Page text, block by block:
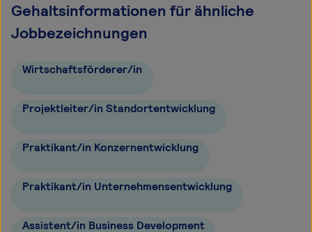
Gehaltsinformationen für ähnliche
Jobbezeichnungen
Wirtschaftsförderer/in
Projektleiter/in Standortentwicklung
Praktikant/in Konzernentwicklung
Praktikant/in Unternehmensentwicklung
Assistent/in Business Development